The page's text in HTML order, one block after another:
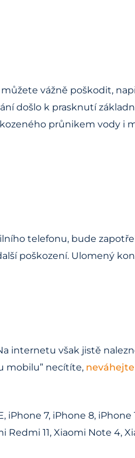
vážně poškodit,
došlo k prasknutí
průnikem vody i
telefonu, bude
poškození. Ulomený
internetu však jistě
mobilu” necítíte,
7, iPhone 8, iPhone
Redmi 11, Xiaomi Note 4,